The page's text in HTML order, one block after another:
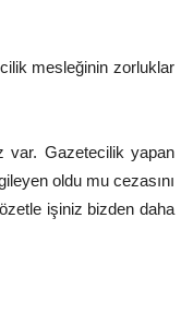
mesleğinin zorluklar
var. Gazetecilik yapan
oldu mu cezasını
işiniz bizden daha